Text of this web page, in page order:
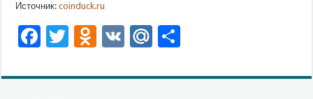
Источник: coinduck.ru
Facebook
Twitter
Odnoklassniki
VK Mail.Ru